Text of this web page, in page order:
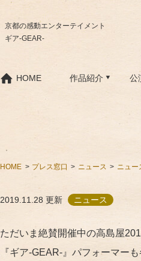
京都の感動エンターテイメント
ギア-GEAR-
HOME 作品紹介 公
HOME プレス窓口 ニュース ニュー
2019.11.28 更新 ニュース
ただいま絶賛開催中の高島屋
『ギア-GEAR-』パフォーマー